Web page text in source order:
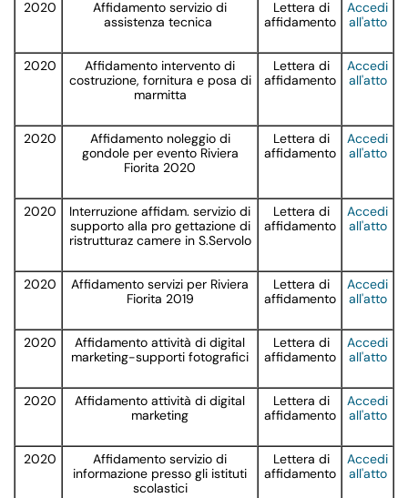
2020
Affidamento servizio di
assistenza tecnica
Lettera di
affidamento
Accedi
all'atto
2020
Affidamento intervento di
costruzione, fornitura e posa di
marmitta
Lettera di
affidamento
Accedi
all'atto
2020
Affidamento noleggio di
gondole per evento Riviera
Fiorita 2020
Lettera di
affidamento
Accedi
all'atto
2020
Interruzione affidam. servizio di
supporto alla pro gettazione di
ristrutturaz camere in S.Servolo
Lettera di
affidamento
Accedi
all'atto
2020
Affidamento servizi per Riviera
Fiorita 2019
Lettera di
affidamento
Accedi
all'atto
2020
Affidamento attività di digital
marketing-supporti fotografici
Lettera di
affidamento
Accedi
all'atto
2020
Affidamento attività di digital
marketing
Lettera di
affidamento
Accedi
all'atto
2020
Affidamento servizio di
informazione presso gli istituti
scolastici
Lettera di
affidamento
Accedi
all'atto